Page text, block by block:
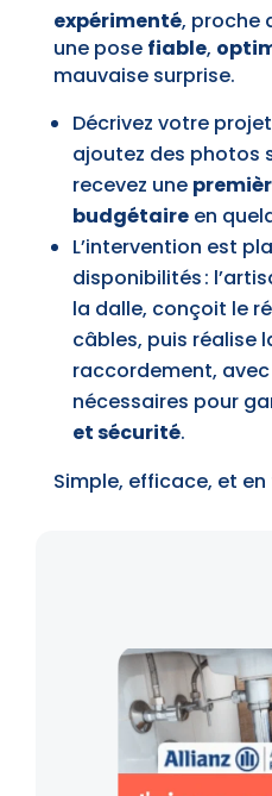
expérimenté, proche
une pose fiable,
mauvaise surprise.
Décrivez votre
ajoutez des photos
recevez une
budgétaireen
L’intervention est
disponibilités :
la dalle, conçoit le
câbles, puis réalise
raccordement,
nécessaires pour
et sécurité.
Simple, efficace, et